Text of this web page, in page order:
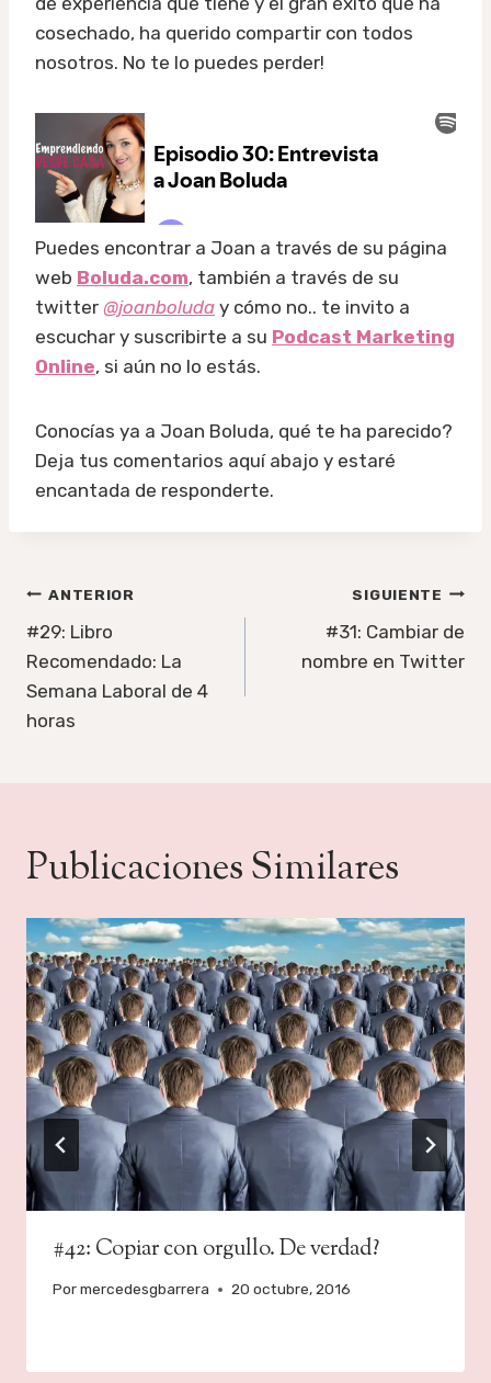
cosechado, ha querido compartir con todos
nosotros. No te lo puedes perder!
Puedes encontrar a Joan a través de su página
web Boluda.com, también a través de su
twitter @joanboluda y cómo no.. te invito a
escuchar y suscribirte a su Podcast Marketing
Online, si aún no lo estás.
Conocías ya a Joan Boluda, qué te ha parecido?
Deja tus comentarios aquí abajo y estaré
encantada de responderte.
Navegación
de
entradas
ANTERIOR
#29: Libro
Recomendado: La
Semana Laboral de 4
horas
SIGUIENTE
#31: Cambiar de
nombre en Twitter
Publicaciones Similares
#42: Copiar con orgullo. De verdad?
Pormercedesgbarrera 20 octubre, 2016